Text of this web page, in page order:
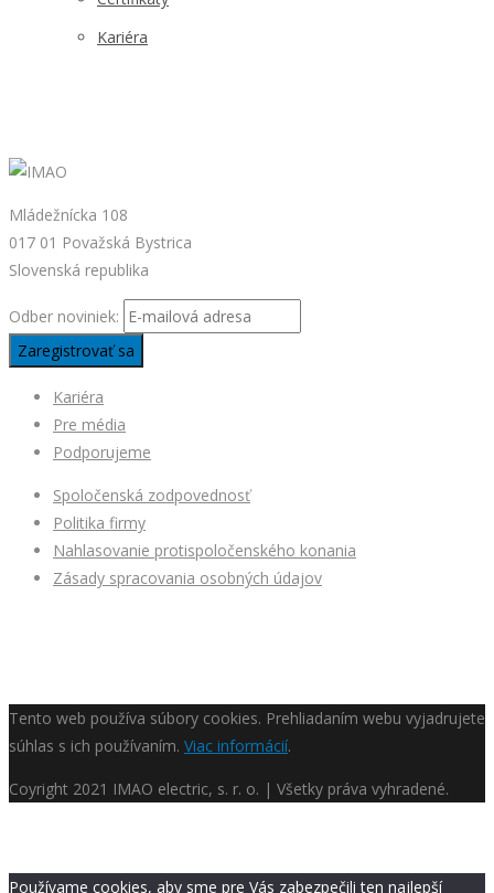
Kariéra
Mládežnícka 108
017 01 Považská Bystrica
Slovenská republika
Odber noviniek:
Kariéra
Pre média
Podporujeme
Spoločenská zodpovednosť
Politika firmy
Nahlasovanie protispoločenského konania
Zásady spracovania osobných údajov
Tento web používa súbory cookies. Prehliadaním webu vyjadrujete
súhlas s ich používaním. Viac informácií.
Coyright 2021 IMAO electric, s. r. o. | Všetky práva vyhradené.
Používame cookies, aby sme pre Vás zabezpečili ten najlepší